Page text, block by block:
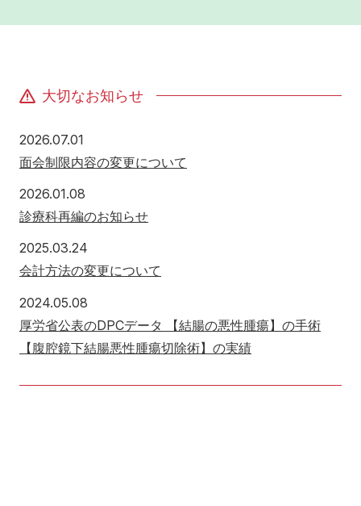
大切なお知らせ
2026.07.01
面会制限内容の変更について
2026.01.08
診療科再編のお知らせ
2025.03.24
会計方法の変更について
2024.05.08
厚労省公表のDPCデータ 【結腸の悪性腫瘍】の手術
【腹腔鏡下結腸悪性腫瘍切除術】の実績